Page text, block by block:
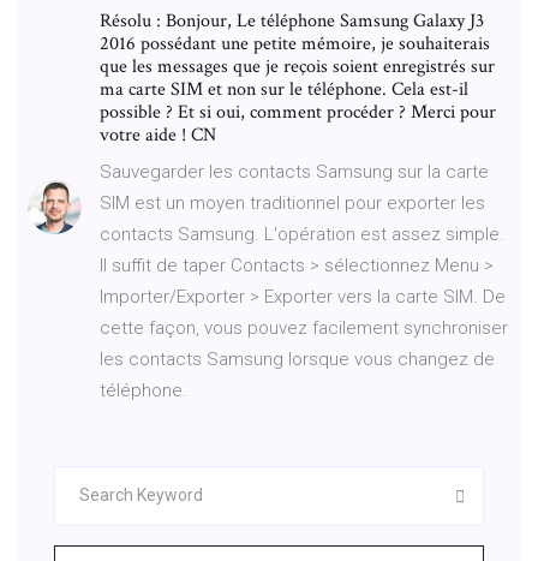
Résolu : Bonjour, Le téléphone Samsung Galaxy J3
2016 possédant une petite mémoire, je souhaiterais
que les messages que je reçois soient enregistrés sur
ma carte SIM et non sur le téléphone. Cela est-il
possible ? Et si oui, comment procéder ? Merci pour
votre aide ! CN
Sauvegarder les contacts Samsung sur la carte
SIM est un moyen traditionnel pour exporter les
contacts Samsung. L'opération est assez simple.
Il suffit de taper Contacts > sélectionnez Menu >
Importer/Exporter > Exporter vers la carte SIM. De
cette façon, vous pouvez facilement synchroniser
les contacts Samsung lorsque vous changez de
téléphone.